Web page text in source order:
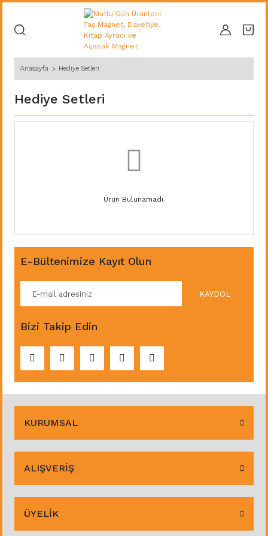
Anasayfa Hediye Setleri
Hediye Setleri
Ürün Bulunamadı.
E-Bültenimize Kayıt Olun
KAYDOL
Bizi Takip Edin
KURUMSAL
ALIŞVERİŞ
ÜYELİK